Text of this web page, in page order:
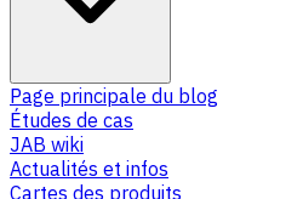
Page principale du blog
Études de cas
JAB wiki
Actualités et infos
Cartes des produits